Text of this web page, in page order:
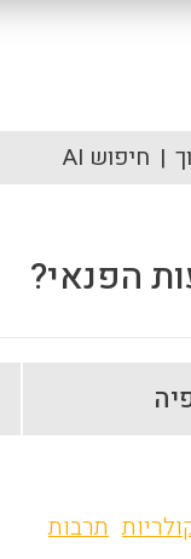
חיפוש AI
הפנאי?
תרבות